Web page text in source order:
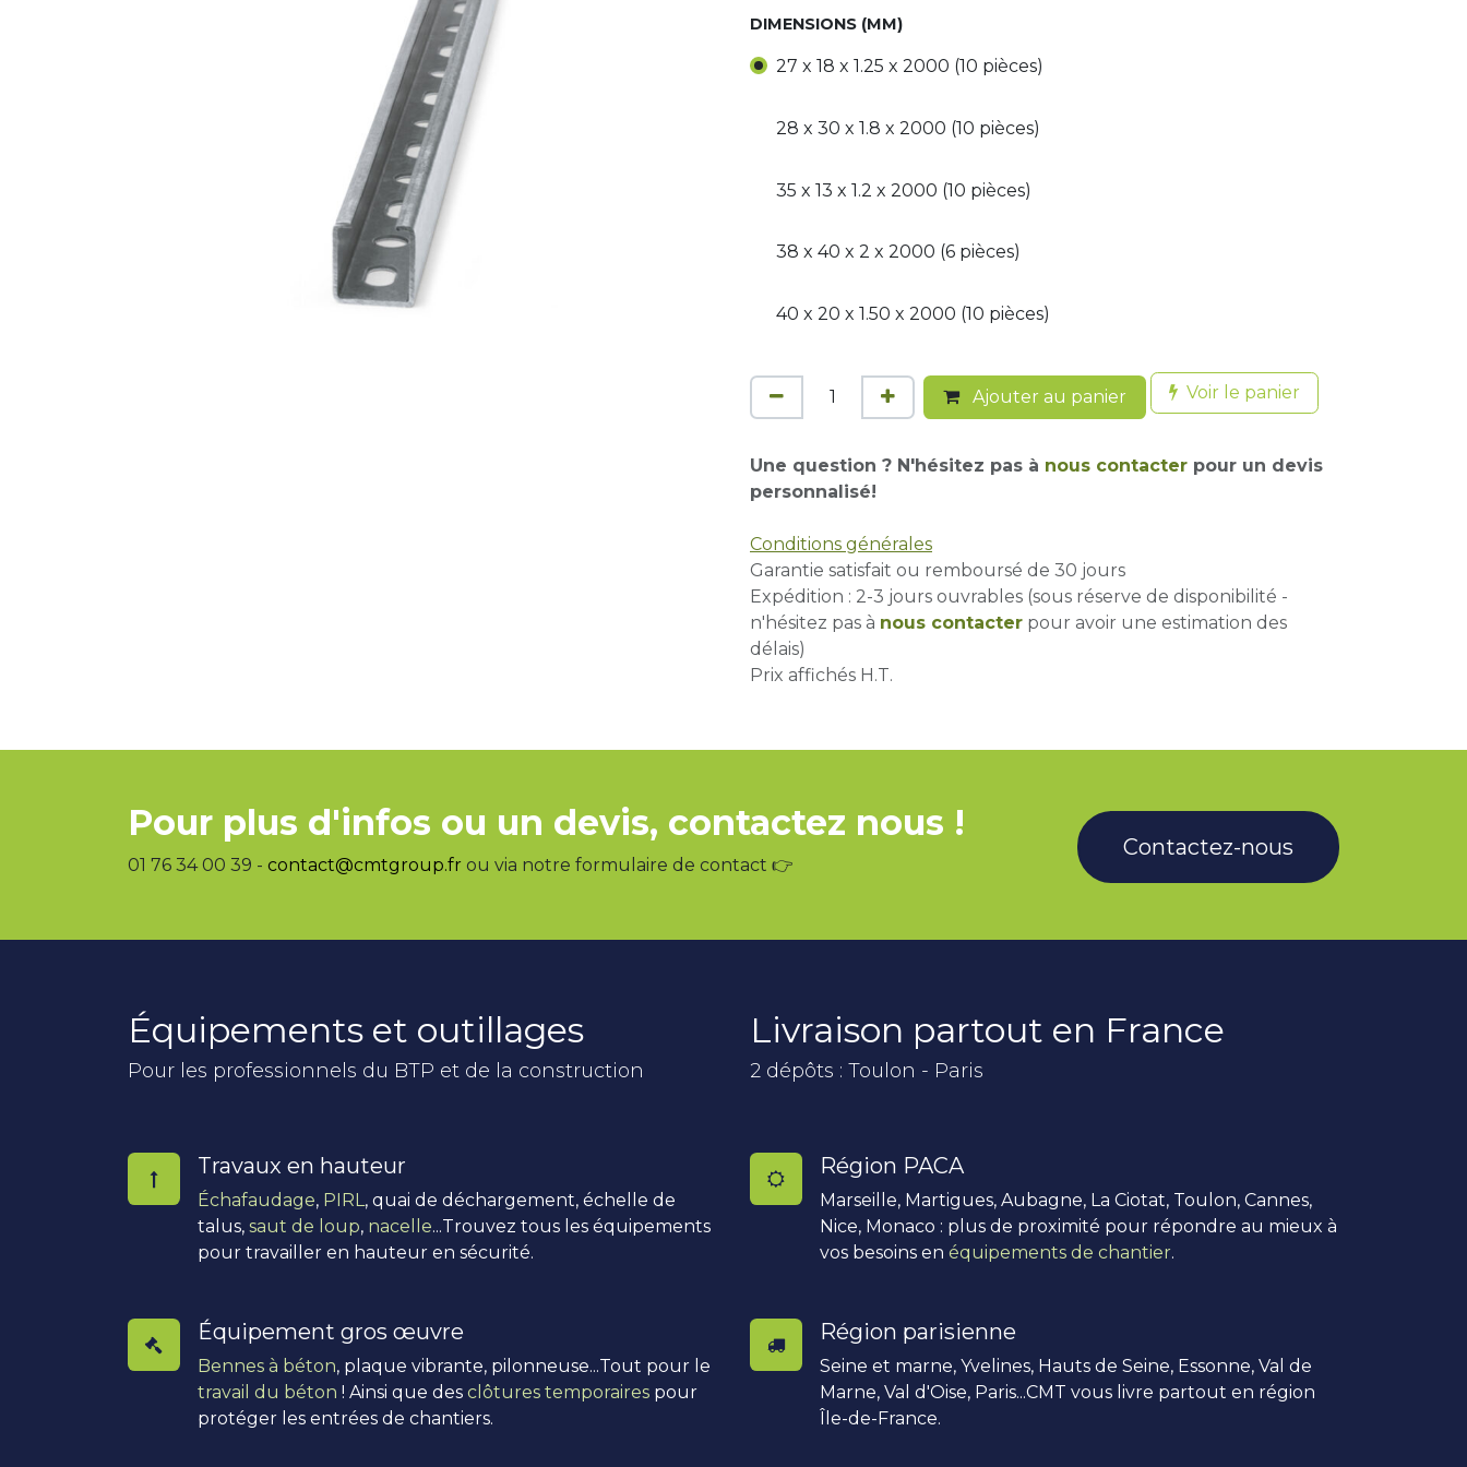
DIMENSIONS (MM)
27 x 18 x 1.25 x 2000 (10 pièces)
28 x 30 x 1.8 x 2000 (10 pièces)
35 x 13 x 1.2 x 2000 (10 pièces)
38 x 40 x 2 x 2000 (6 pièces)
40 x 20 x 1.50 x 2000 (10 pièces)
Ajouter au panier Voir le panier
Une question ? N'hésitez pas à nous contacter pour un devis
personnalisé!
Conditions générales
Garantie satisfait ou remboursé de 30 jours
Expédition : 2-3 jours ouvrables (sous réserve de disponibilité -
n'hésitez pas à nous contacter pour avoir une estimation des
délais)
Prix affichés H.T.
Pour plus d'infos ou un devis, contactez nous !
01 76 34 00 39 - contact@cmtgroup.fr ou via notre formulaire de contact 👉
Contactez-nous
Équipements et outillages
Pour les professionnels du BTP et de la construction
Travaux en hauteur
Échafaudage, PIRL, quai de déchargement, échelle de
talus, saut de loup, nacelle...Trouvez tous les équipements
pour travailler en hauteur en sécurité.
Équipement gros œuvre
Bennes à béton, plaque vibrante, pilonneuse...Tout pour le
travail du béton ! Ainsi que des clôtures temporaires pour
protéger les entrées de chantiers.
Livraison partout en France
2 dépôts : Toulon - Paris
Région PACA
Marseille, Martigues, Aubagne, La Ciotat, Toulon, Cannes,
Nice, Monaco : plus de proximité pour répondre au mieux à
vos besoins en équipements de chantier.
Région parisienne
Seine et marne, Yvelines, Hauts de Seine, Essonne, Val de
Marne, Val d'Oise, Paris...CMT vous livre partout en région
Île-de-France.